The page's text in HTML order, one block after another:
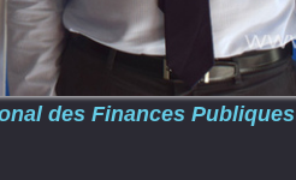
des Finances Publiques